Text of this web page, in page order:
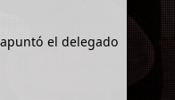
el delegado